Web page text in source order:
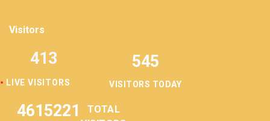
Visitors
LIVE VISITORS
413 545
VISITORS TODAY
4615221
TOTAL